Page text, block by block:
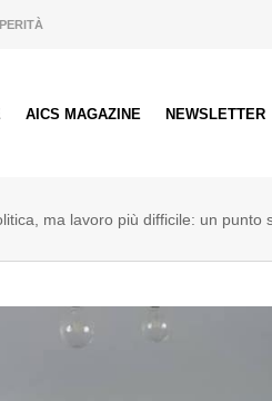
AICS MAGAZINE NEWSLETTER
ma lavoro più difficile: un punto